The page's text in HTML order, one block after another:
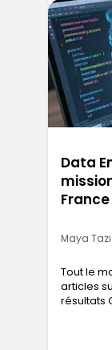
Data
France
Maya
Tout le
articles
résultats